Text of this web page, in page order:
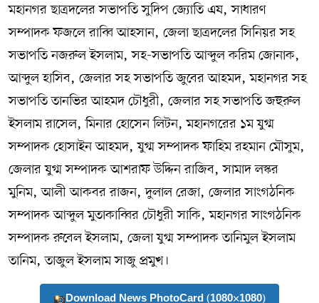
মহানগর ছাত্রদলের সভাপতি সুদিপ জ্যোতি এষ, সাধারণ
সম্পাদক ফজলে রাব্বি আহসান, জেলা ছাত্রদলের সিনিয়র সহ
সভাপতি নজরুল ইসলাম, সহ-সভাপতি আব্দুল করিম জোনাক,
আব্দুল হাসিব, জেলার সহ সভাপতি জুবের আহমদ, মহানগর সহ
সভাপতি তানভির আহমদ চৌধুরী, জেলার সহ সভাপতি জহুরুল
ইসলাম রাসেল, মিনার হোসেন লিটন, মহানগরের ১ম যুগ্ম
সম্পাদক হোসাইন আহমদ, যুগ্ম সম্পাদক ফাহিম রহমান মৌসুম,
জেলার যুগ্ম সম্পাদক আশরাফ উদ্দিন রাজিব, সামাদ লস্কর
মুনিম, আলী আকবর রাজন, দুলাল রেজা, জেলার সাংগঠনিক
সম্পাদক আব্দুল মুতাকাব্বির চৌধুরী সাকি, মহানগর সাংগঠনিক
সম্পাদক রুবেল ইসলাম, জেলা যুগ্ম সম্পাদক তানিমুল ইসলাম
তানিম, তাজুল ইসলাম সাজু প্রমুখ।
Download News PhotoCard (1080×1080)